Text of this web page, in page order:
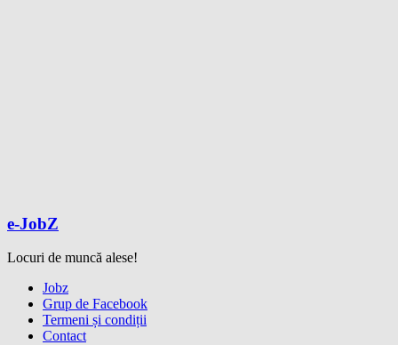
e-JobZ
Locuri de muncă alese!
Meniu Jobz
Grup de Facebook
Termeni și condiții
Contact